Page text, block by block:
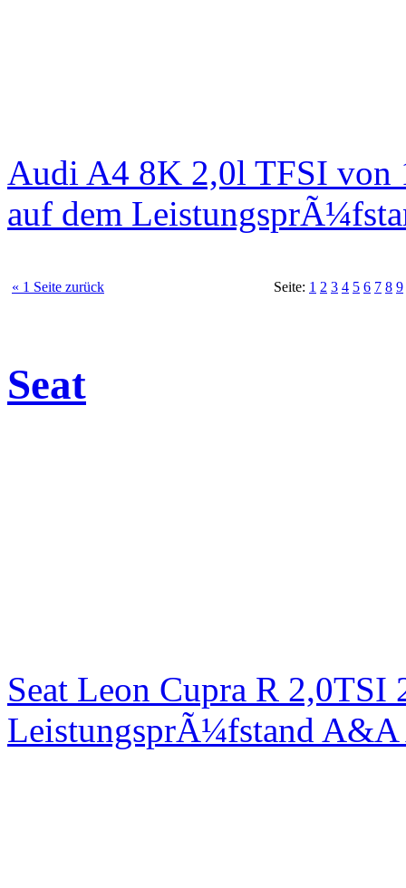
Audi A4 8K 2,0l TFSI von
auf dem
« 1 Seite zurück Seite: 1 2 3 4 5 6 7 8 9
Seat
Seat Leon Cupra R
LeistungsprÃ¼fstand